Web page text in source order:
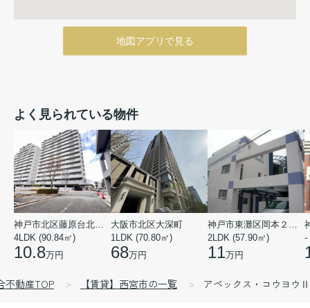
地図アプリで見る
よく見られている物件
神戸市北区藤原台北町５丁目
4LDK (90.84㎡)
10.8万円
大阪市北区大深町
1LDK (70.80㎡)
68万円
神戸市東灘区岡本２丁目
2LDK (57.90㎡)
11万円
-
不動産TOP 【賃貸】西宮市の一覧 アペックス・コウヨウⅡ